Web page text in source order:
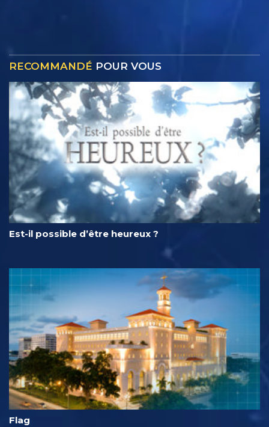
RECOMMANDÉ POUR VOUS
Est-il possible d’être heureux ?
Flag